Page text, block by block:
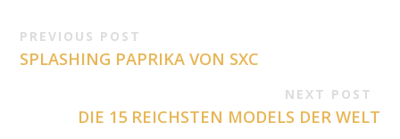
PREVIOUS POST
SPLASHING PAPRIKA VON SXC
NEXT POST
DIE 15 REICHSTEN MODELS DER WELT